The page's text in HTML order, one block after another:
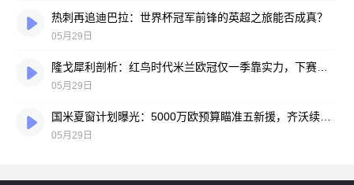
热刺再追迪巴拉：世界杯冠军前锋的英超之旅能否成真？
05月29日
05月29日
05月29日